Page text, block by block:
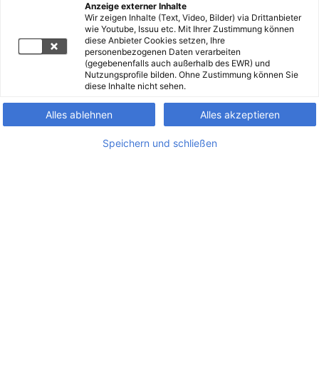
Anzeige externer Inhalte
Wir zeigen Inhalte (Text, Video, Bilder) via Drittanbieter
wie Youtube, Issuu etc. Mit Ihrer Zustimmung können
diese Anbieter Cookies setzen, Ihre
personenbezogenen Daten verarbeiten
(gegebenenfalls auch außerhalb des EWR) und
Nutzungsprofile bilden. Ohne Zustimmung können Sie
diese Inhalte nicht sehen.
Alles ablehnen Alles akzeptieren
Speichern und schließen